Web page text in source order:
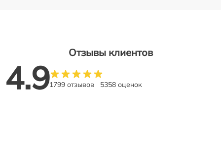
Отзывы клиентов
4.91799 отзывов 5358 оценок